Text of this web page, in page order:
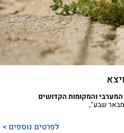
והמקומות הקדושים
שבע",
לפרטים נוספים >